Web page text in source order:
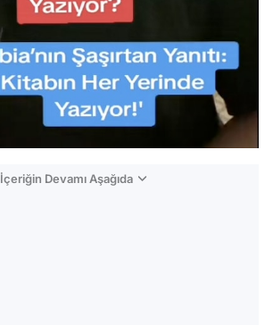
İçeriğin Devamı Aşağıda